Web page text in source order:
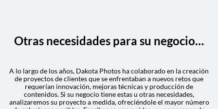
Otras necesidades para su negocio…
A lo largo de los años, Dakota Photos ha colaborado en la creación
de proyectos de clientes que se enfrentaban a nuevos retos que
requerían innovación, mejoras técnicas y producción de
contenidos. Si su negocio tiene estas u otras necesidades,
analizaremos su proyecto a medida, ofreciéndole el mayor número